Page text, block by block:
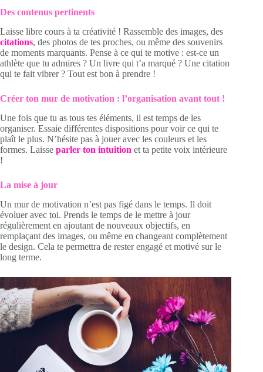
Des contenus pertinents
Laisse libre cours à ta créativité ! Rassemble des images, des
citations, des photos de tes proches, ou même des souvenirs
de moments marquants. Pense à ce qui te motive : est-ce un
athlète que tu admires ? Un livre qui t’a marqué ? Une citation
qui te fait vibrer ? Tout est bon à prendre !
Créer ton mur de motivation : l’organisation avant tout !
Une fois que tu as tous tes éléments, il est temps de les
organiser. Essaie différentes dispositions pour voir ce qui te
plaît le plus. N’hésite pas à jouer avec les couleurs et les
formes. Laisse parler ton intuition et ta petite voix intérieure
!
La mise à jour
Un mur de motivation n’est pas figé dans le temps. Il doit
évoluer avec toi. Prends le temps de le mettre à jour
régulièrement en ajoutant de nouveaux objectifs, en
remplaçant des images, ou même en changeant complètement
le design. Cela te permettra de rester engagé et motivé sur le
long terme.